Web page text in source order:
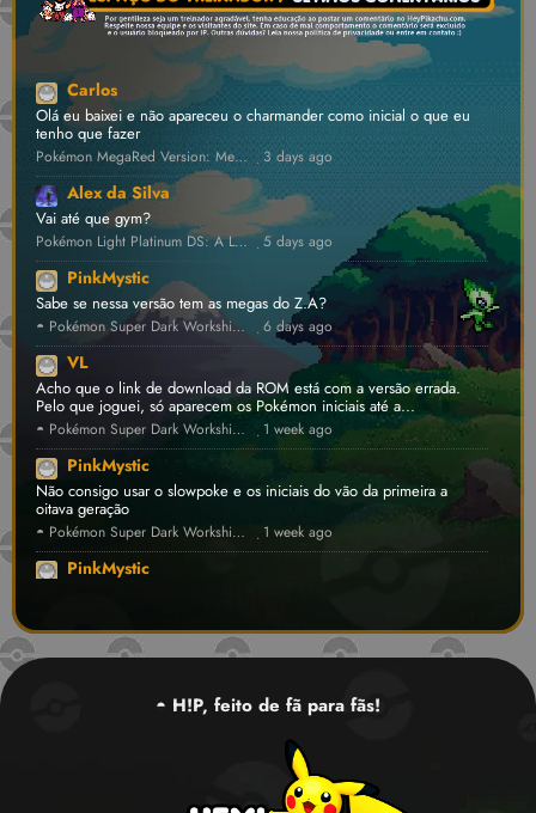
Carlos
Olá eu baixei e não apareceu o charmander como inicial o que eu
tenho que fazer
Pokémon MegaRed Version: Megas Inéditas, Dynamax e Z-Moves! [v1.4] 💾 • GBA ROM Hack · 3 days ago
Alex da Silva
Vai até que gym?
Pokémon Light Platinum DS: A Lendária Hack Renasceu! [v0.2.1] ⛔ • NDS ROM Hack ·5 days ago
PinkMystic
Sabe se nessa versão tem as megas do Z.A?
◓ Pokémon Super Dark Workship 2024 ⛔ [v1.4.5] • FanProject ROM Hack ·6 days ago
VL
Acho que o link de download da ROM está com a versão errada.
Pelo que joguei, só aparecem os Pokémon iniciais até a...
◓ Pokémon Super Dark Workship 2024 ⛔ [v1.4.5] • FanProject ROM Hack · 1 week ago
PinkMystic
Não consigo usar o slowpoke e os iniciais do vão da primeira a
oitava geração
◓ Pokémon Super Dark Workship 2024 ⛔ [v1.4.5] • FanProject ROM Hack · 1 week ago
PinkMystic
PinkMystic
iniciais só tem da primeira a oitava geração.
1 week ago
Olá,como achar o Lucky egg na safari zone?
◓ Pokémon Recharged Emerald 💾 [v1.3] • FanProject ROM Hack 1 week ago
◓ H!P, feito de fã para fãs!